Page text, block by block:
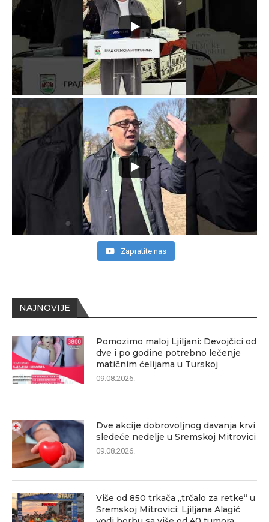
NAJNOVIJE
Pomozimo maloj Ljiljani: Devojčici od
dve i po godine potrebno lečenje
matičnim ćelijama u Turskoj
09.08.2026.
Dve akcije dobrovoljnog davanja krvi
sledeće nedelje u Sremskoj Mitrovici
09.08.2026.
Više od 850 trkača „trčalo za retke“ u
Sremskoj Mitrovici: Ljiljana Alagić
Zapratite nas